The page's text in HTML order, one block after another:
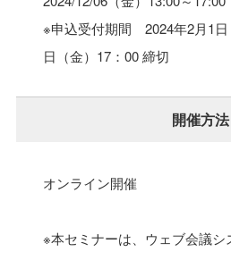
※申込受付期間 2024年2月1日
日（金）17：00 締切
開催方法
オンライン開催
※本セミナーは、ウェブ会議シ